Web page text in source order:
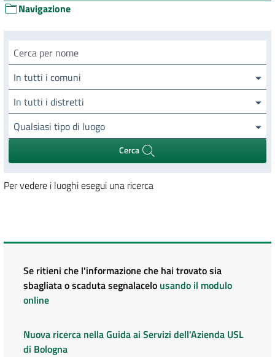
Navigazione
Cerca luogo
In tutti i comuni
In tutti i distretti
Qualsiasi tipo di luogo
Cerca
Per vedere i luoghi esegui una ricerca
Se ritieni che l'informazione che hai trovato sia
sbagliata o scaduta segnalacelo usando il modulo
online
Nuova ricerca nella Guida ai Servizi dell'Azienda USL
di Bologna